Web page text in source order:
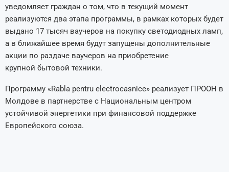
уведомляет граждан о том, что в текущий момент
реализуются два этапа программы, в рамках которых будет
выдано 17 тысяч ваучеров на покупку светодиодных ламп,
а в ближайшее время будут запущены дополнительные
акции по раздаче ваучеров на приобретение
крупной бытовой техники.
Программу «Rabla pentru electrocasnice» реализует ПРООН в
Молдове в партнерстве с Национальным центром
устойчивой энергетики при финансовой поддержке
Европейского союза.